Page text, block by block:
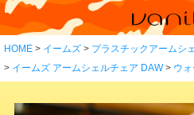
HOME イームズ
プラスチックアームシ
イームズ アームシェルチェア DAW
ウ